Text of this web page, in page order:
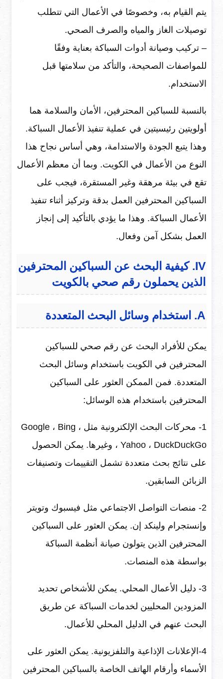
يتم القيام به، وخصوصًا في الأعمال التي تتطلب
توصيلات الغاز والمياه والصرف الصحي.
– تركيب وصيانة أدوات السباكة بعناية وفقًا
للمواصفات الصحيحة، والتأكد من سلامتها قبل
الاستخدام.
بالنسبة للسباكين المحترفين، الأمان والسلامة هما
أولويتين رئيسيتين في عملية تنفيذ الأعمال السباكة.
وهذا يتبع الجودة والاستدامة، وهي أساس نجاح هذا
النوع من الأعمال في الكويت. وبما أن معظم الأعمال
تقع في بيئة مرهقة وغير المستقرة، فيجب على
السباكين المحترفين العمل بدقة وتركيز أثناء تنفيذ
الأعمال السباكة. وهذا ما يؤدي بالتأكيد إلى إنجاز
العمل بشكل آمن وفعال.
IV. كيفية البحث عن السباكين المحترفين
الذين يحملون رقم صحي بالكويت
A. استخدام وسائل البحث المتعددة
يمكن للأفراد البحث عن رقم صحي للسباكين
المحترفين في الكويت باستخدام وسائل البحث
المتعددة. فمن الممكن العثور على السباكين
المحترفين باستخدام هذه الوسائل:
1- محركات البحث الإلكترونية مثل Google ، Bing ،
Yahoo ، DuckDuckGo ، وغيرها. يمكن الحصول
على نتائج بحث متعددة تشمل التقييمات وتصنيفات
الزبائن السابقين.
2- منصات التواصل الاجتماعي مثل فيسبوك وتويتر
وإنستجرام ولينكد إن. يمكن العثور على السباكين
المحترفين الذين يتولون صيانة أنظمة السباكة
بواسطة هذه المنصات.
3- دليل الأعمال المحلي. يمكن للأشخاص تحديد
المزودين المحليين لخدمات السباكة عن طريق
البحث عنهم في الدليل المحلي للأعمال.
4-الإعلانات الإذاعية والتلفزيونية. يمكن العثور على
الأسماء وأرقام الهاتف الخاصة بالسباكين المحترفين